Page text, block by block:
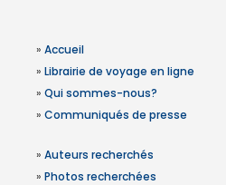
» Accueil
» Librairie de voyage en ligne
» Qui sommes-nous?
» Communiqués de presse
» Auteurs recherchés
» Photos recherchées